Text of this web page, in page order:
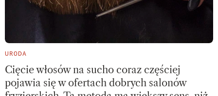
URODA
Cięcie włosów na sucho coraz częściej
pojawia się w ofertach dobrych salonów